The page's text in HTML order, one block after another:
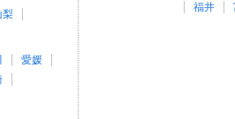
梨
愛媛
福井